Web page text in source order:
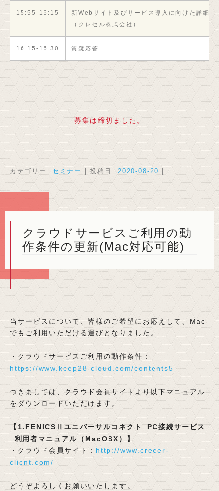
15:55-16:15
新Webサイト及びサービス導入に向けた詳細説
（クレセル株式会社）
16:15-16:30 質疑応答
募集は締切ました。
カテゴリー: セミナー | 投稿日: 2020-08-20 |
クラウドサービスご利用の動
作条件の更新(Mac対応可能)
当サービスについて、皆様のご希望にお応えして、Mac
でもご利用いただける運びとなりました。
・クラウドサービスご利用の動作条件：
https://www.keep28-cloud.com/contents5
つきましては、クラウド会員サイトより以下マニュアル
をダウンロードいただけます。
【1.FENICSⅡユニバーサルコネクト_PC接続サービス
_利用者マニュアル（MacOSX）】
・クラウド会員サイト： http://www.crecer-
client.com/
どうぞよろしくお願いいたします。